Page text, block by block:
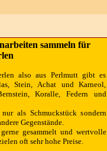
sammeln für
also aus Perlmutt gibt es
Stein, Achat und Karneol,
Koralle, Federn und
als Schmuckstück sondern
Gegenstände.
gesammelt und wertvolle
oft sehr hohe Preise.